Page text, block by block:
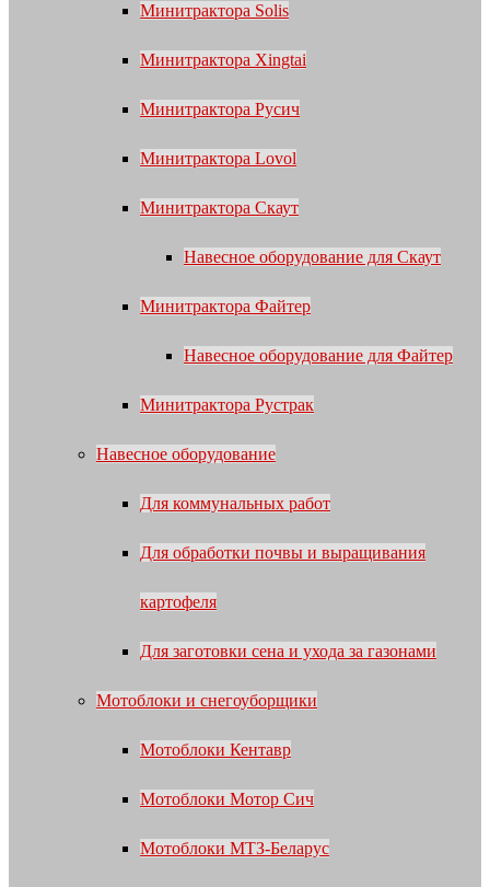
Минитрактора Solis
Минитрактора Xingtai
Минитрактора Русич
Минитрактора Lovol
Минитрактора Скаут
Навесное оборудование для Скаут
Минитрактора Файтер
Навесное оборудование для Файтер
Минитрактора Рустрак
Навесное оборудование
Для коммунальных работ
Для обработки почвы и выращивания
картофеля
Для заготовки сена и ухода за газонами
Мотоблоки и снегоуборщики
Мотоблоки Кентавр
Мотоблоки Мотор Сич
Мотоблоки МТЗ-Беларус